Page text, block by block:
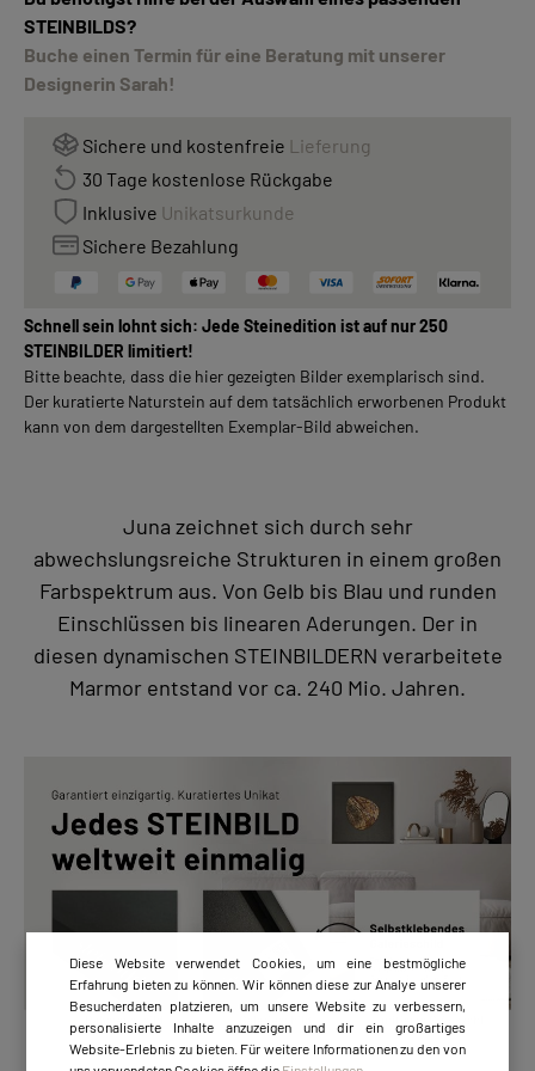
STEINBILDS?
Buche einen Termin für eine Beratung mit unserer
Designerin Sarah!
Sichere und kostenfreie Lieferung
30 Tage kostenlose Rückgabe
Inklusive Unikatsurkunde
Sichere Bezahlung
Schnell sein lohnt sich: Jede Steinedition ist auf nur 250
STEINBILDER limitiert!
Bitte beachte, dass die hier gezeigten Bilder exemplarisch sind.
Der kuratierte Naturstein auf dem tatsächlich erworbenen Produkt
kann von dem dargestellten Exemplar-Bild abweichen.
Juna zeichnet sich durch sehr
abwechslungsreiche Strukturen in einem großen
Farbspektrum aus. Von Gelb bis Blau und runden
Einschlüssen bis linearen Aderungen. Der in
diesen dynamischen STEINBILDERN verarbeitete
Marmor entstand vor ca. 240 Mio. Jahren.
Diese Website verwendet Cookies, um eine bestmögliche
Erfahrung bieten zu können. Wir können diese zur Analye unserer
Besucherdaten platzieren, um unsere Website zu verbessern,
personalisierte Inhalte anzuzeigen und dir ein großartiges
Website-Erlebnis zu bieten. Für weitere Informationen zu den von